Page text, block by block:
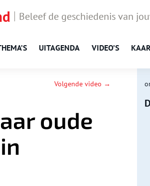
Beleef de geschiedenis van
UITAGENDA VIDEO’S
Volgende video →
oude